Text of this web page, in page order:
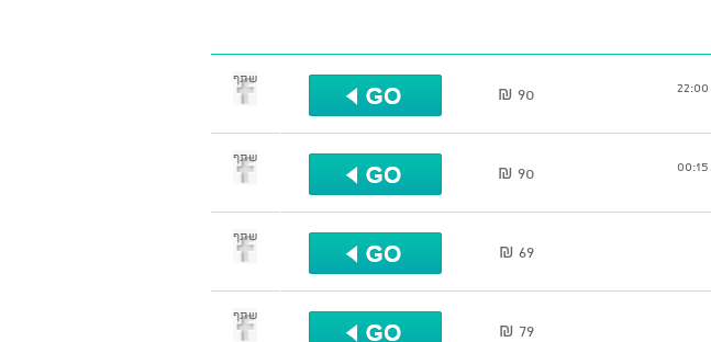
90 ₪
שתף
90 ₪
שתף
69 ₪
שתף
79 ₪
שתף